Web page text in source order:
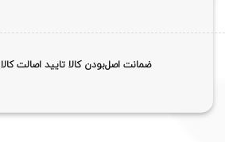
ضمانت اصل‌بودن کالا تایید اصالت کالا